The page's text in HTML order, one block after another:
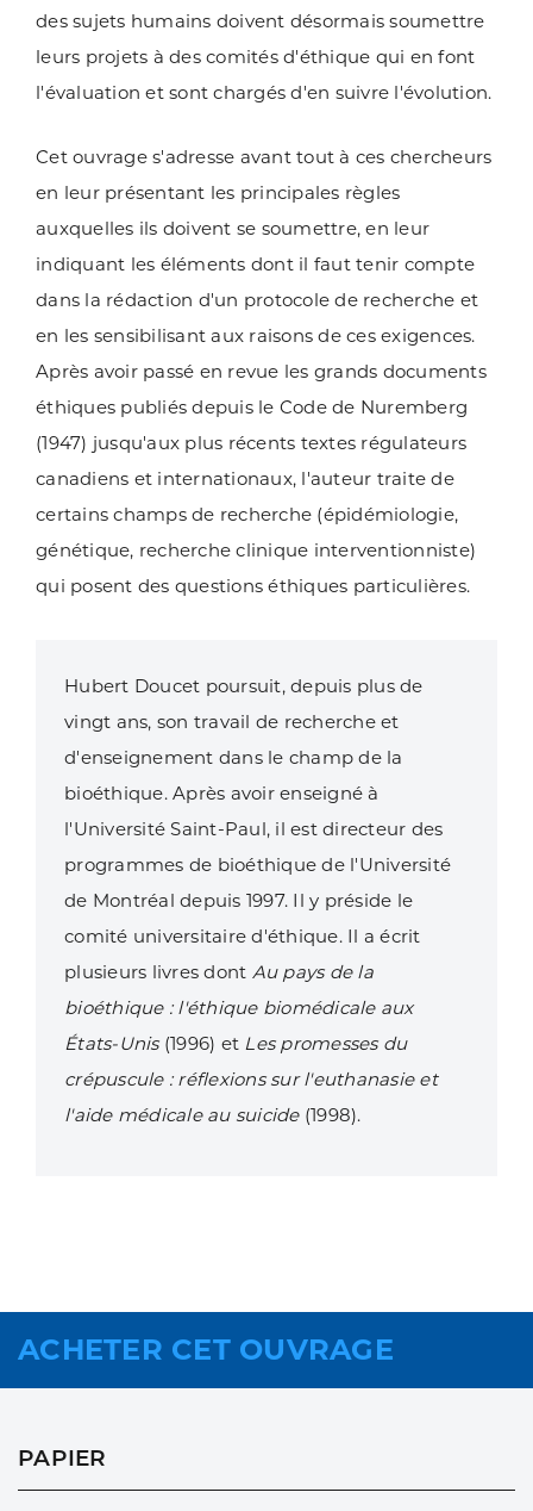
des sujets humains doivent désormais soumettre
leurs projets à des comités d'éthique qui en font
l'évaluation et sont chargés d'en suivre l'évolution.
Cet ouvrage s'adresse avant tout à ces chercheurs
en leur présentant les principales règles
auxquelles ils doivent se soumettre, en leur
indiquant les éléments dont il faut tenir compte
dans la rédaction d'un protocole de recherche et
en les sensibilisant aux raisons de ces exigences.
Après avoir passé en revue les grands documents
éthiques publiés depuis le Code de Nuremberg
(1947) jusqu'aux plus récents textes régulateurs
canadiens et internationaux, l'auteur traite de
certains champs de recherche (épidémiologie,
génétique, recherche clinique interventionniste)
qui posent des questions éthiques particulières.
Hubert Doucet poursuit, depuis plus de
vingt ans, son travail de recherche et
d'enseignement dans le champ de la
bioéthique. Après avoir enseigné à
l'Université Saint-Paul, il est directeur des
programmes de bioéthique de l'Université
de Montréal depuis 1997. Il y préside le
comité universitaire d'éthique. Il a écrit
plusieurs livres dont Au pays de la
bioéthique : l'éthique biomédicale aux
États-Unis(1996) et Les promesses du
crépuscule : réflexions sur l'euthanasie et
l'aide médicale au suicide(1998).
ACHETER CET OUVRAGE
PAPIER